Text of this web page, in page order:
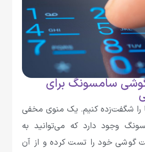
سامسونگ برای
را شگفت‌زده کنیم. یک منوی مخفی
وجود دارد که می‌توانید به
گوشی خود را تست کرده و از آن